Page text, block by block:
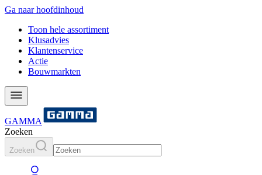
Ga naar hoofdinhoud
Toon hele assortiment
Klusadvies
Klantenservice
Actie
Bouwmarkten
GAMMA
Zoeken
Zoeken